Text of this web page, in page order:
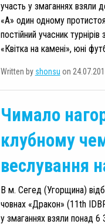
участь у змаганнях взяли
«А» один одному
постійний учасник
«Квітка на камені», юні
Written by shonsu on
Чимало
клубному
веслування
В м. Сегед (Угорщина)
човнах «Дракон» (11th
у змаганнях взяли понад 6